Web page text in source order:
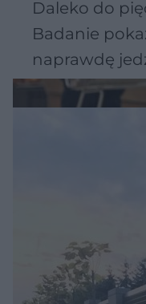
Daleko do
Badanie
naprawdę